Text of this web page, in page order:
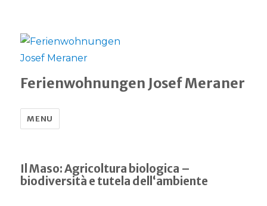
Ferienwohnungen Josef Meraner
MENU
Il Maso: Agricoltura biologica –
biodiversità e tutela dell‘ambiente